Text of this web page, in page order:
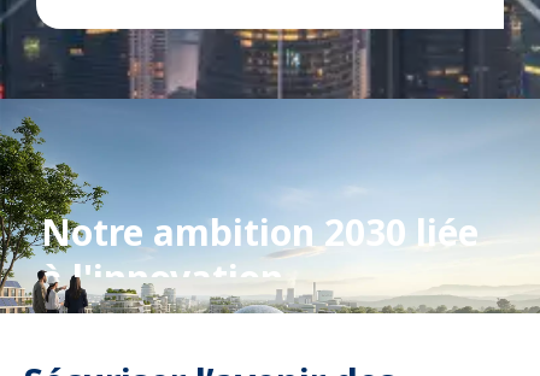
Notre ambition 2030 liée
à l'innovation